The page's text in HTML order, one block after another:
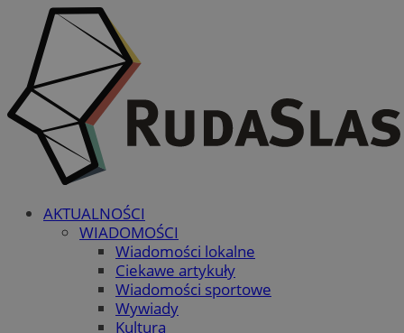
AKTUALNOŚCI
WIADOMOŚCI
Wiadomości lokalne
Ciekawe artykuły
Wiadomości sportowe
Wywiady
Kultura